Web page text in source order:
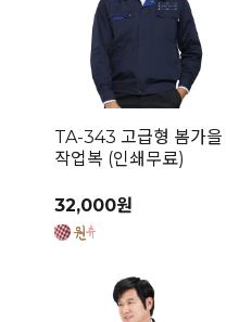
TA-343 고급형 봄가을
작업복 (인쇄무료)
32,000원